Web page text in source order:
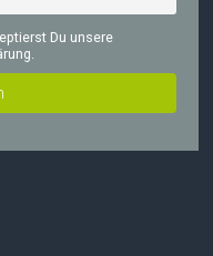
Du unsere